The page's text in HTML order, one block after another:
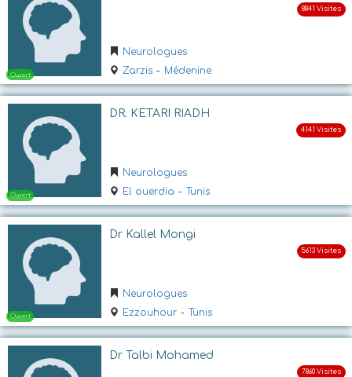
Ouvert
Neurologues
Zarzis - Médenine
DR. KETARI RIADH
Neurologues
El ouerdia - Tunis
Dr Kallel Mongi
Neurologues
Ezzouhour - Tunis
Dr Talbi Mohamed